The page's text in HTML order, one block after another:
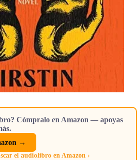
Cómpralo en Amazon — apoyas
→
el audiolibro en Amazon ›